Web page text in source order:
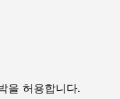
을 허용합니다.